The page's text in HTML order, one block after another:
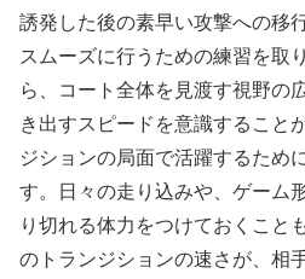
誘発した後の素早い攻撃への移
スムーズに行うための練習を取
ら、コート全体を見渡す視野の
き出すスピードを意識すること
ジションの局面で活躍するため
す。日々の走り込みや、ゲーム
り切れる体力をつけておくこと
のトランジションの速さが、相